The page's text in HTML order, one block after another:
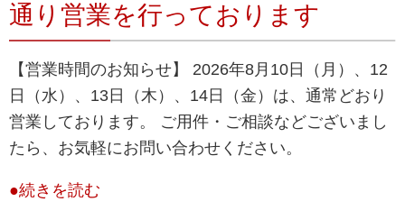
通り営業を行っております
【営業時間のお知らせ】 2026年8月10日（月）、12
日（水）、13日（木）、14日（金）は、通常どおり
営業しております。 ご用件・ご相談などございまし
たら、お気軽にお問い合わせください。
●続きを読む